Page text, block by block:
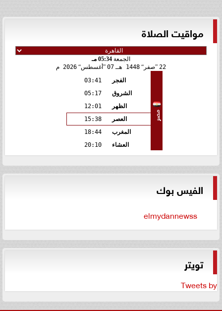
مواقيت الصلاة
الجمعة 05:34 مـ
22 صفر 1448 هـ 07 أغسطس 2026 م
مصر
الفجر
03:41
الشروق
05:17
الظهر
12:01
العصر
15:38
المغرب
18:44
العشاء
20:10
الفيس بوك
elmydannewss
تويتر
Tweets by